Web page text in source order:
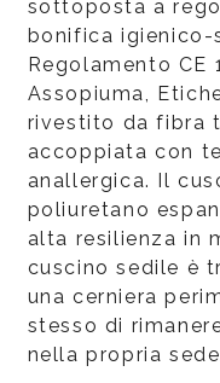
sottoposta a
bonifica
Regolamento
Assopiuma,
rivestito da fibra
accoppiata con
anallergica. Il
poliuretano
alta resilienza in
cuscino sedile è
una cerniera
stesso di
nella propria